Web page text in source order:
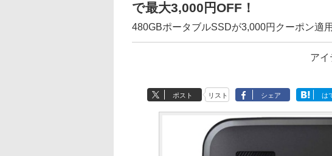
で最大3,000円OFF！
480GBポータブルSSDが3,000円クーポン適
アイ
ポスト リスト シェア は